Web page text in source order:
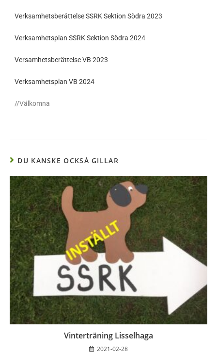
Verksamhetsberättelse SSRK Sektion Södra 2023
Verksamhetsplan SSRK Sektion Södra 2024
Versamhetsberättelse VB 2023
Verksamhetsplan VB 2024
//Välkomna
DU KANSKE OCKSÅ GILLAR
Vinterträning Lisselhaga
2021-02-28